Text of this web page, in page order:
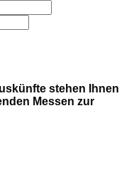
stehen Ihnen
Messen zur